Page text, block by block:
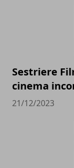
Sestriere
cinema
21/12/2023